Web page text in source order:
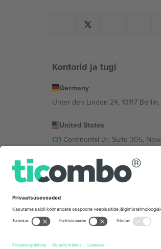
Kontorid ja tugi
Germany
Unter den Linden 24, 10117
United States
131 Continental Dr, Suite 305,
Bulgaria
Regus Sofia City West, bul
Mexico
Av Chapultepec 360, Roma
Tingimused.© 2026 Ticombo.